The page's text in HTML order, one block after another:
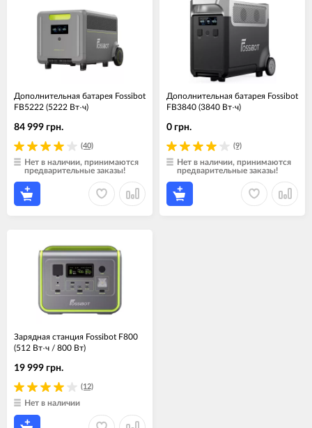
Дополнительная батарея Fossibot
FB5222 (5222 Вт·ч)
(40)
84 999 грн.
Нет в наличии, принимаются
предварительные заказы!
Дополнительная батарея Fossibot
FB3840 (3840 Вт·ч)
(9)
0 грн.
Нет в наличии, принимаются
предварительные заказы!
Зарядная станция Fossibot F800
(512 Вт·ч / 800 Вт)
(12)
19 999 грн.
Нет в наличии